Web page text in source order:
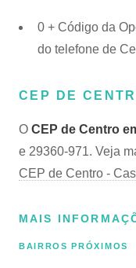
0 + Código da
do telefone de
CEP DE
O CEP de Centro
e 29360-971. Veja
CEP de Centro -
MAIS
BAIRROS PRÓXIMOS